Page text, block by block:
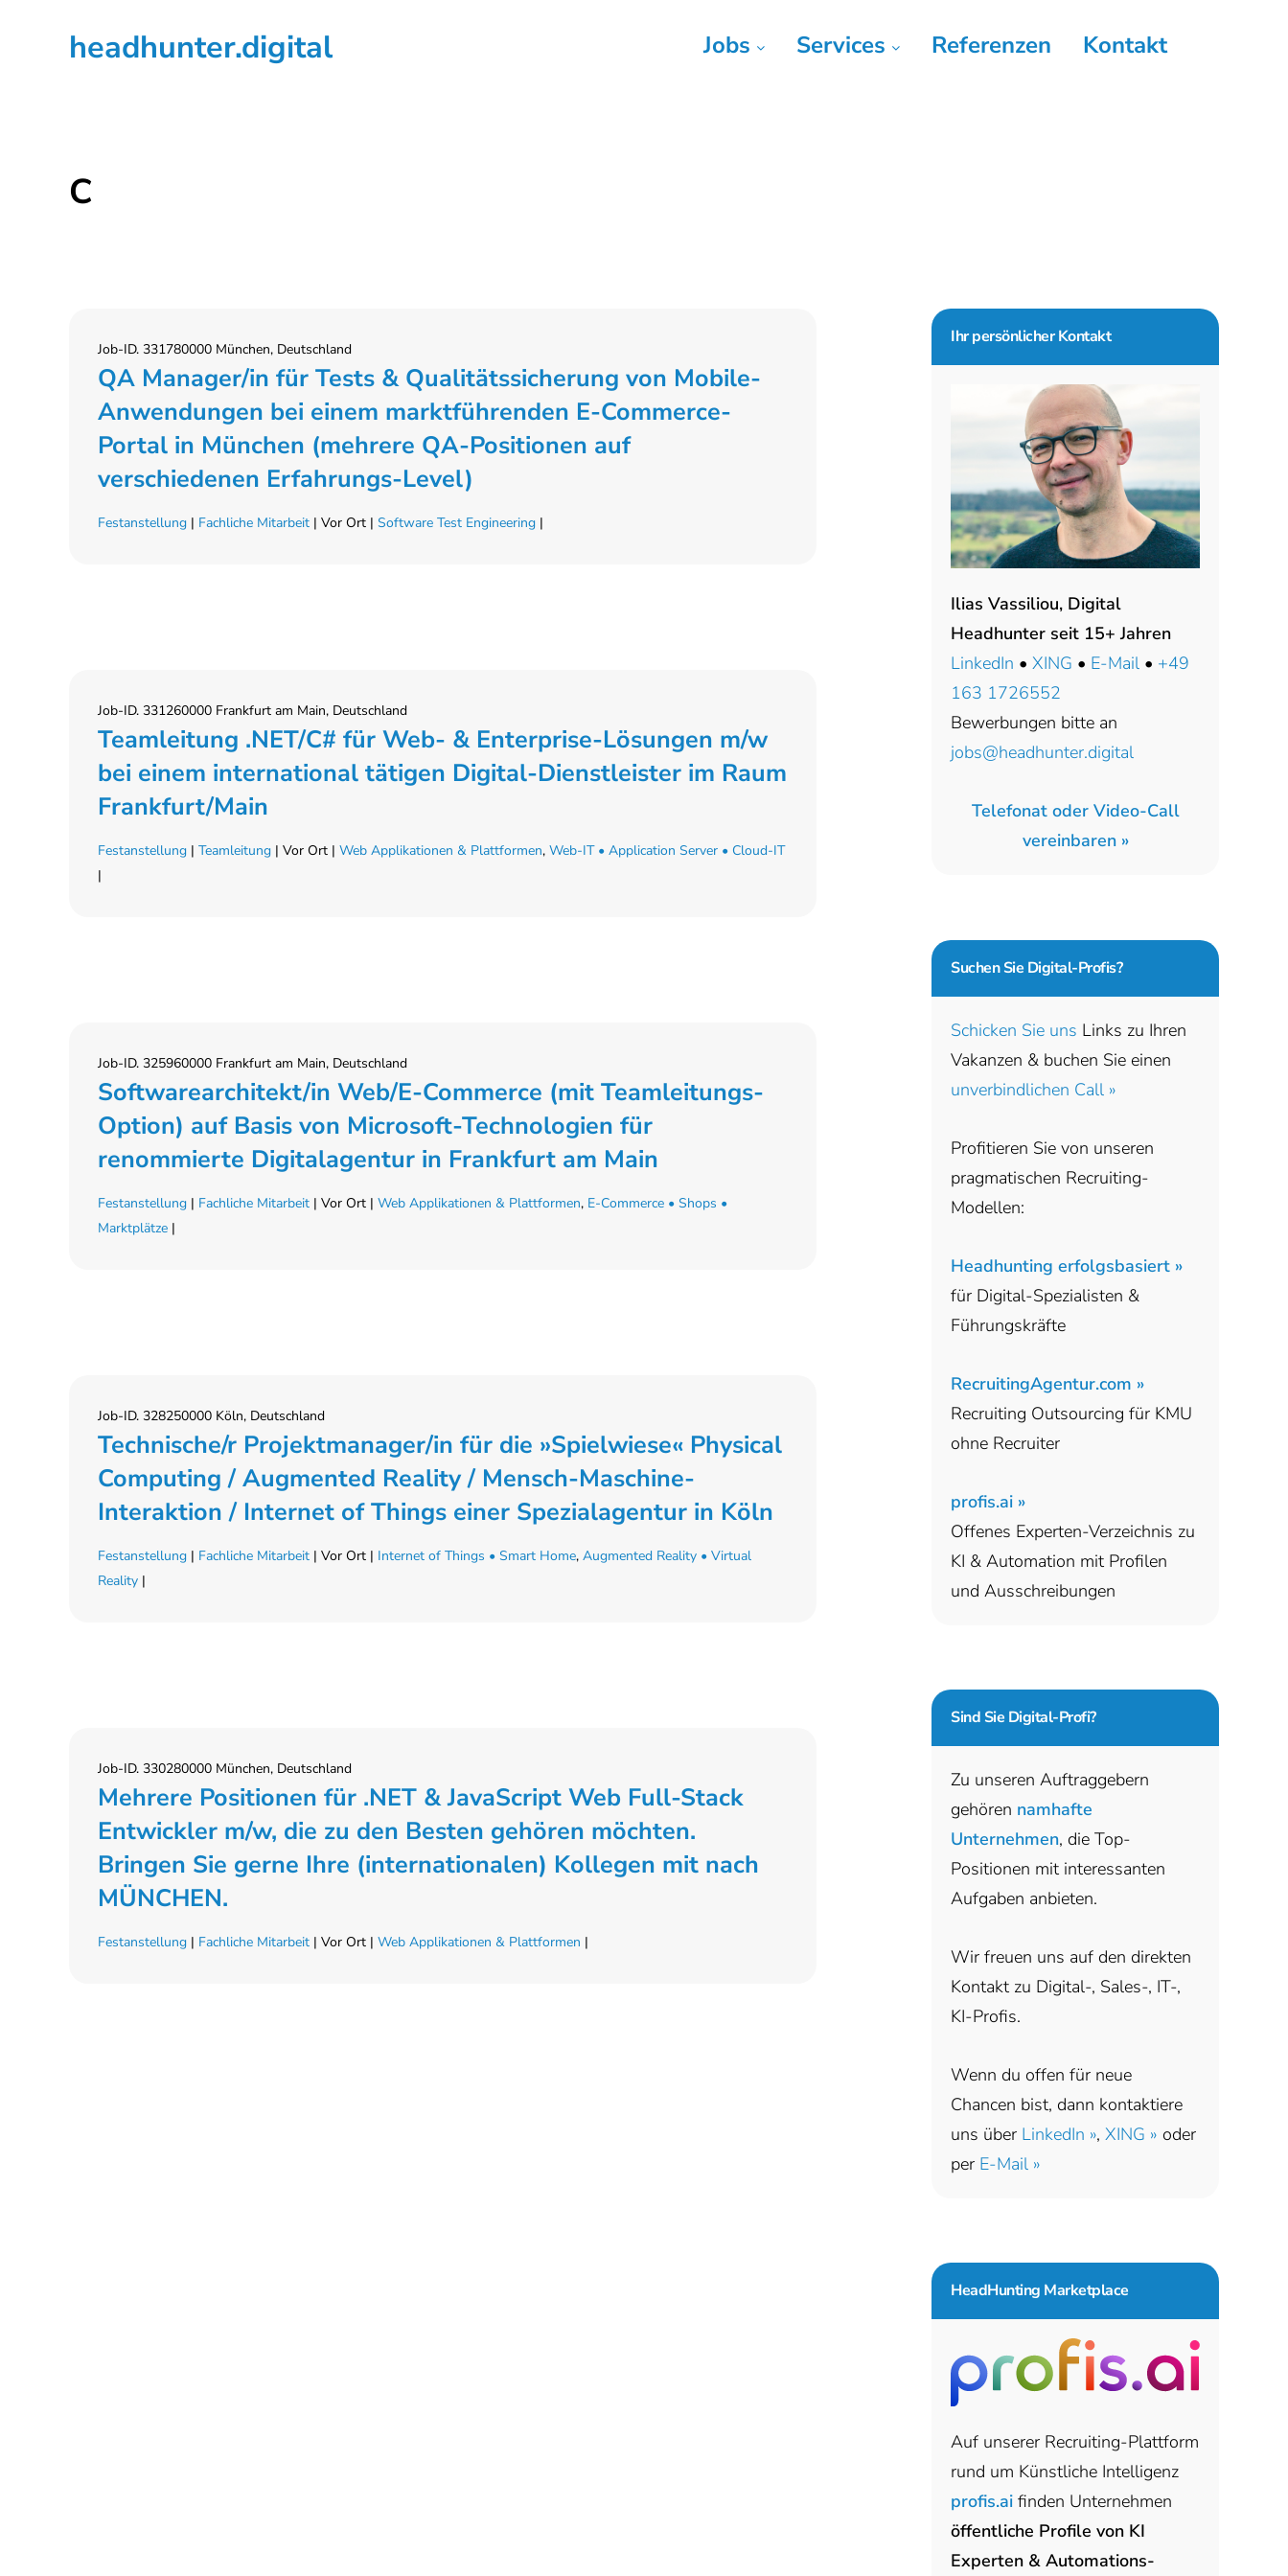
Hauptnavigation
Seitenspalteheadhunter.digital Jobs Services Referenzen Kontakt
C
Job-ID. 331780000 München, Deutschland
QA Manager/in für Tests & Qualitätssicherung von Mobile-
Anwendungen bei einem marktführenden E-Commerce-
Portal in München (mehrere QA-Positionen auf
verschiedenen Erfahrungs-Level)
Festanstellung | Fachliche Mitarbeit | Vor Ort | Software Test Engineering |
Job-ID. 331260000 Frankfurt am Main, Deutschland
Teamleitung .NET/C# für Web- & Enterprise-Lösungen m/w
bei einem international tätigen Digital-Dienstleister im Raum
Frankfurt/Main
Festanstellung | Teamleitung | Vor Ort | Web Applikationen & Plattformen, Web-IT • Application Server • Cloud-IT
|
Job-ID. 325960000 Frankfurt am Main, Deutschland
Softwarearchitekt/in Web/E-Commerce (mit Teamleitungs-
Option) auf Basis von Microsoft-Technologien für
renommierte Digitalagentur in Frankfurt am Main
Festanstellung | Fachliche Mitarbeit | Vor Ort | Web Applikationen & Plattformen, E-Commerce • Shops •
Marktplätze |
Job-ID. 328250000 Köln, Deutschland
Technische/r Projektmanager/in für die »Spielwiese« Physical
Computing / Augmented Reality / Mensch-Maschine-
Interaktion / Internet of Things einer Spezialagentur in Köln
Festanstellung | Fachliche Mitarbeit | Vor Ort | Internet of Things • Smart Home, Augmented Reality • Virtual
Reality |
Job-ID. 330280000 München, Deutschland
Mehrere Positionen für .NET & JavaScript Web Full-Stack
Entwickler m/w, die zu den Besten gehören möchten.
Bringen Sie gerne Ihre (internationalen) Kollegen mit nach
MÜNCHEN.
Festanstellung | Fachliche Mitarbeit | Vor Ort | Web Applikationen & Plattformen |
Seitenspalte
Ihr persönlicher Kontakt
Ilias Vassiliou, Digital
Headhunter seit 15+ Jahren
LinkedIn • XING • E-Mail • +49
163 1726552
Bewerbungen bitte an
jobs@headhunter.digital
Telefonat oder Video-Call
vereinbaren »
Suchen Sie Digital-Profis?
Schicken Sie uns Links zu Ihren
Vakanzen & buchen Sie einen
unverbindlichen Call »
Profitieren Sie von unseren
pragmatischen Recruiting-
Modellen:
Headhunting erfolgsbasiert »
für Digital-Spezialisten &
Führungskräfte
RecruitingAgentur.com »
Recruiting Outsourcing für KMU
ohne Recruiter
profis.ai »
Offenes Experten-Verzeichnis zu
KI & Automation mit Profilen
und Ausschreibungen
Sind Sie Digital-Profi?
Zu unseren Auftraggebern
gehören namhafte
Unternehmen, die Top-
Positionen mit interessanten
Aufgaben anbieten.
Wir freuen uns auf den direkten
Kontakt zu Digital-, Sales-, IT-,
KI-Profis.
Wenn du offen für neue
Chancen bist, dann kontaktiere
uns über LinkedIn », XING » oder
per E-Mail »
HeadHunting Marketplace
Auf unserer Recruiting-Plattform
rund um Künstliche Intelligenz
profis.ai finden Unternehmen
öffentliche Profile von KI
Experten & Automations-